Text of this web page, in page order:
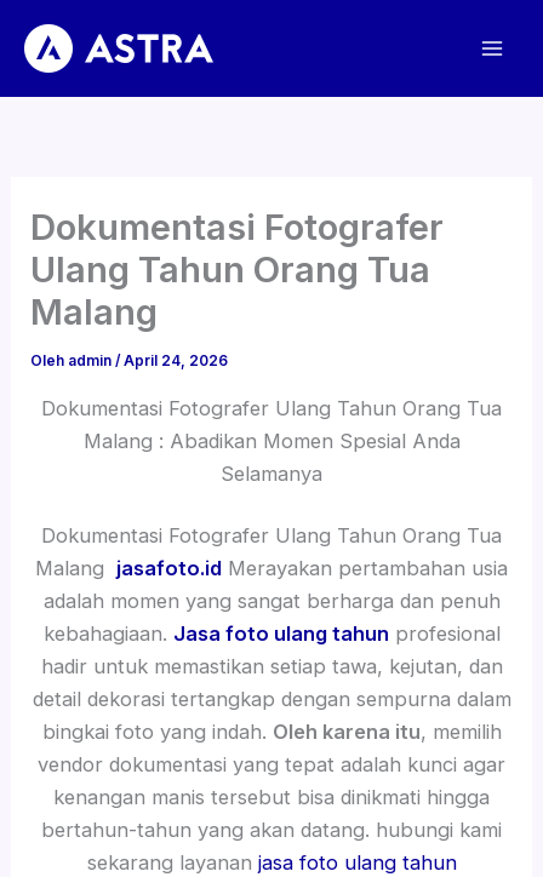
konten
Dokumentasi Fotografer
Ulang Tahun Orang Tua
Malang
Oleh admin/April 24, 2026
Dokumentasi Fotografer Ulang Tahun Orang Tua
Malang : Abadikan Momen Spesial Anda
Selamanya
Dokumentasi Fotografer Ulang Tahun Orang Tua
Malang jasafoto.id Merayakan pertambahan usia
adalah momen yang sangat berharga dan penuh
kebahagiaan. Jasa foto ulang tahun profesional
hadir untuk memastikan setiap tawa, kejutan, dan
detail dekorasi tertangkap dengan sempurna dalam
bingkai foto yang indah. Oleh karena itu, memilih
vendor dokumentasi yang tepat adalah kunci agar
kenangan manis tersebut bisa dinikmati hingga
bertahun-tahun yang akan datang. hubungi kami
sekarang layanan jasa foto ulang tahun